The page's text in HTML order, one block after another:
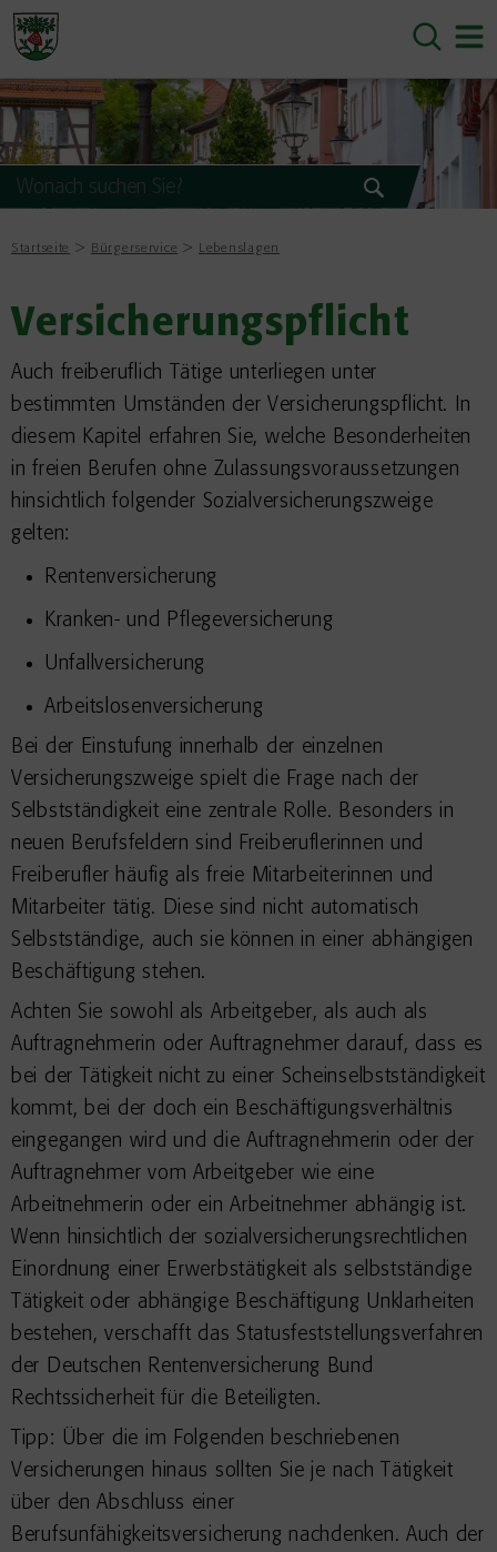
Startseite Bürgerservice Lebenslagen
Versicherungspflicht
Auch freiberuflich Tätige unterliegen unter
bestimmten Umständen der Versicherungspflicht. In
diesem Kapitel erfahren Sie, welche Besonderheiten
in freien Berufen ohne Zulassungsvoraussetzungen
hinsichtlich folgender Sozialversicherungszweige
gelten:
Rentenversicherung
Kranken- und Pflegeversicherung
Unfallversicherung
Arbeitslosenversicherung
Bei der Einstufung innerhalb der einzelnen
Versicherungszweige spielt die Frage nach der
Selbstständigkeit eine zentrale Rolle. Besonders in
neuen Berufsfeldern sind Freiberuflerinnen und
Freiberufler häufig als freie Mitarbeiterinnen und
Mitarbeiter tätig. Diese sind nicht automatisch
Selbstständige, auch sie können in einer abhängigen
Beschäftigung stehen.
Achten Sie sowohl als Arbeitgeber, als auch als
Auftragnehmerin oder Auftragnehmer darauf, dass es
bei der Tätigkeit nicht zu einer Scheinselbstständigkeit
kommt, bei der doch ein Beschäftigungsverhältnis
eingegangen wird und die Auftragnehmerin oder der
Auftragnehmer vom Arbeitgeber wie eine
Arbeitnehmerin oder ein Arbeitnehmer abhängig ist.
Wenn hinsichtlich der sozialversicherungsrechtlichen
Einordnung einer Erwerbstätigkeit als selbstständige
Tätigkeit oder abhängige Beschäftigung Unklarheiten
bestehen, verschafft das Statusfeststellungsverfahren
der Deutschen Rentenversicherung Bund
Rechtssicherheit für die Beteiligten.
Tipp: Über die im Folgenden beschriebenen
Versicherungen hinaus sollten Sie je nach Tätigkeit
über den Abschluss einer
Berufsunfähigkeitsversicherung nachdenken. Auch der